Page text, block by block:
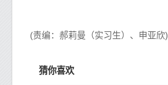
(责编：郝莉曼（实习生）、申亚欣)
猜你喜欢